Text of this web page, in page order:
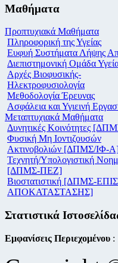
Μαθήματα
Προπτυχιακά Μαθήματα
Πληροφορική της Υγείας
Ευφυή Συστήματα Λήψης
Διεπιστημονική Ομάδα
Αρχές Βιοφυσικής-
Ηλεκτροφυσιολογία
Μεθοδολογία Έρευνας
Ασφάλεια και Υγιεινή
Μεταπτυχιακά Μαθήματα
Δυνητικές Κοινότητες
Φυσική Μη Ιοντιζουσών
Ακτινοβολιών [ΔΠΜΣ/ΙΦ-
Τεχνητή/Υπολογιστική
[ΔΠΜΣ-ΠΕΖ]
Βιοστατιστική [ΔΠΜΣ-
ΑΠΟΚΑΤΑΣΤΑΣΗΣ]
Στατιστικά
Εμφανίσεις Περιεχομένου :